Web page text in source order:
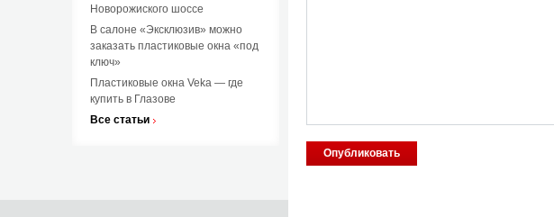
Новорожиского шоссе
В салоне «Эксклюзив» можно
заказать пластиковые окна «под
ключ»
Пластиковые окна Veka — где
купить в Глазове
Все статьи